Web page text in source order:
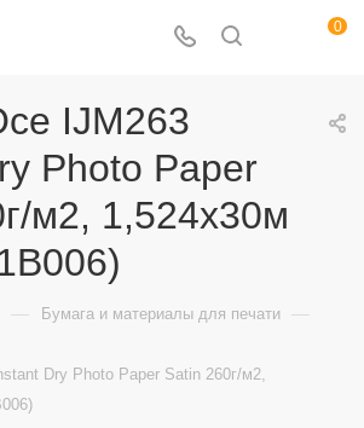
0
IJM263
Photo Paper
м2, 1,524х30м
— Бумага и материалы для печати —
Dry Photo Paper Satin 260г/м2,